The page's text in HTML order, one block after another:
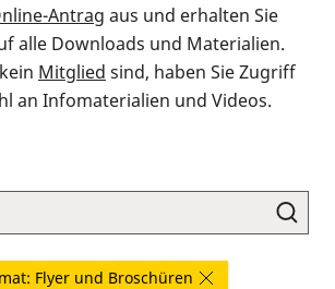
Antrag aus und erhalten Sie
alle Downloads und Materialien.
Mitglied sind, haben Sie Zugriff
an Infomaterialien und Videos.
Flyer und Broschüren